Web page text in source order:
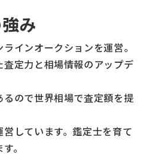
み
インオークションを運営。
定力と相場情報のアップデ
ので世界相場で査定額を提
しています。鑑定士を育て
。